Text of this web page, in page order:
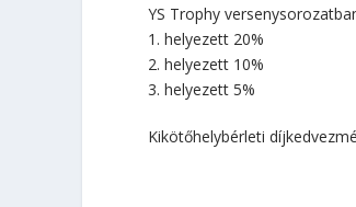
YS Trophy
1. helyezett 20%
2. helyezett 10%
3. helyezett 5%
Kikötőhelybérleti